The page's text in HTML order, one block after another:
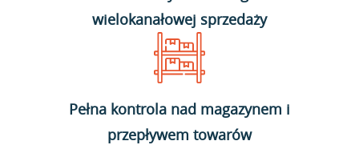
wielokanałowej sprzedaży
Pełna kontrola nad magazynem i
przepływem towarów